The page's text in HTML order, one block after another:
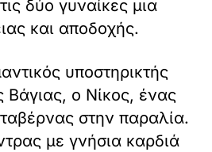
δύο γυναίκες μια
και αποδοχής.
υποστηρικτής
Βάγιας, ο Νίκος, ένας
στην παραλία.
με γνήσια καρδιά